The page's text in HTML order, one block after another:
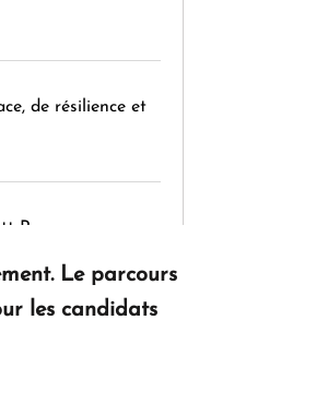
de résilience et
Regency
Le parcours
les candidats